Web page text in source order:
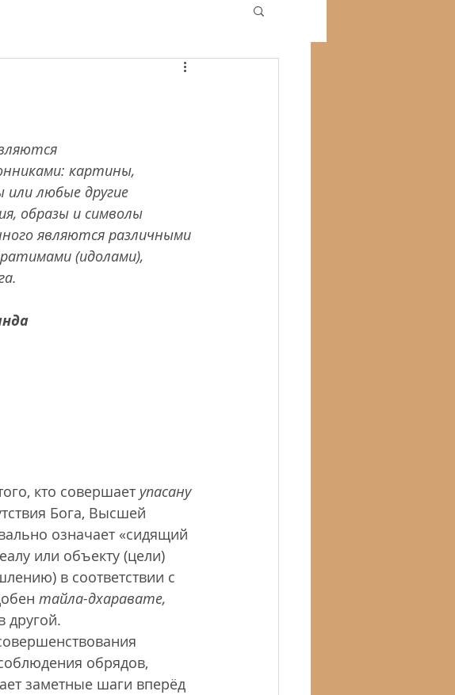
картины,
или любые другие
образы и символы
являются различными
(идолами),
кто совершает упасану
Бога, Высшей
означает «сидящий
или объекту (цели)
в соответствии с
тайла-дхаравате,
другой.
обрядов,
заметные шаги вперёд